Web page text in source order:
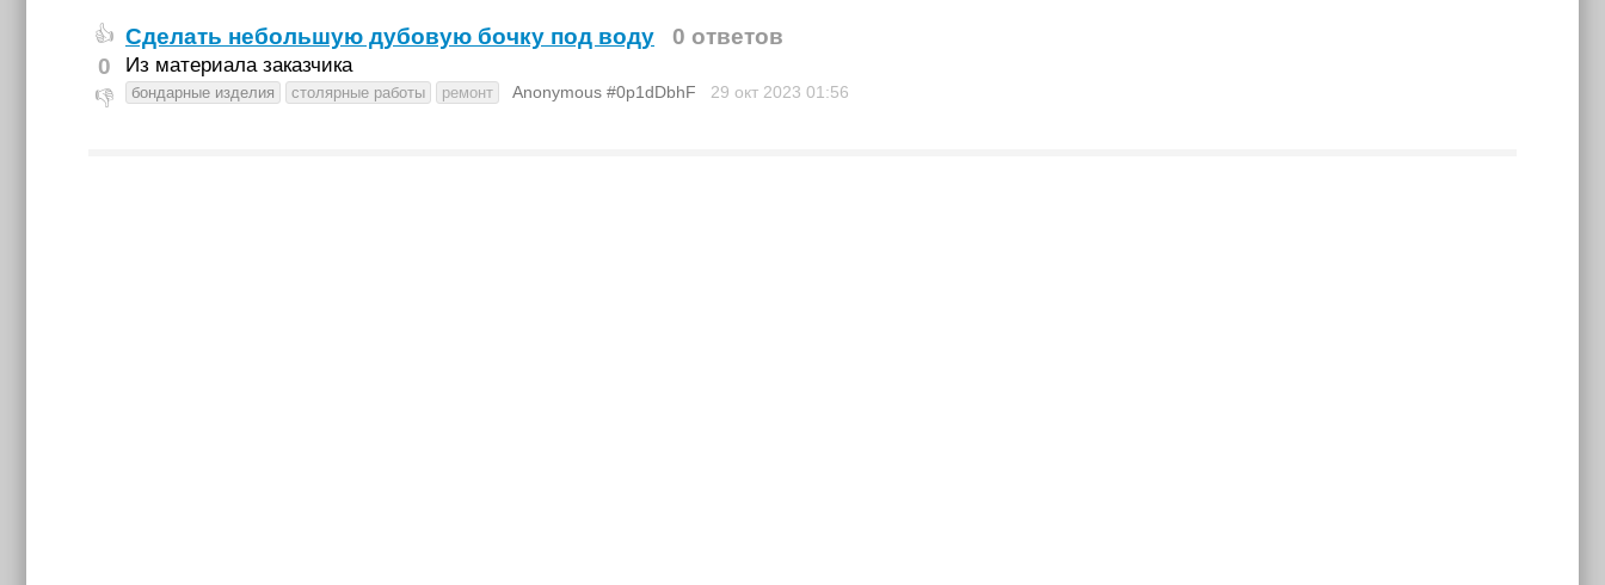
👍
0
👎
Сделать небольшую дубовую бочку под воду 0 ответов
Из материала заказчика
бондарные изделия столярные работы ремонт Anonymous #0p1dDbhF 29 окт 2023 01:56